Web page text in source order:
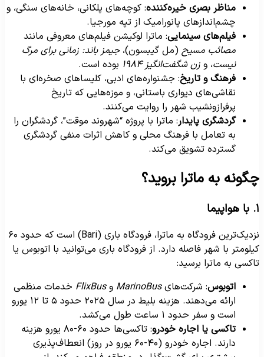
مناظر بصری خیره‌کننده: کوچه‌های پلکانی، خانه‌های سنگی، و
چشم‌اندازهای پانورامیک از تپه مورجیا.
فیلم‌های سینمایی: ماترا لوکیشن فیلم‌های معروفی مانند
مصائب مسیح(مل گیبسون)،جیمز باند: زمانی برای مرگ
نیست، و زن شگفت‌انگیز ۱۹۸۴
بوده است.
فرهنگ و تاریخ: جشنواره‌های ادبی، کلیساهای صخره‌ای با
نقاشی‌های دیواری باستانی، و موزه‌هایی که تاریخ
پرفرازونشیب شهر را روایت می‌کنند.
گردشگری پایدار: ماترا با پروژه “شهروند موقت”، گردشگران را
به تعامل با فرهنگ محلی و کاهش اثرات منفی گردشگری
گسترده تشویق می‌کند.
به ماترا بروید؟
نزدیک‌ترین فرودگاه به ماترا، فرودگاه باری (Bari) است که حدود ۶۰
با شهر فاصله دارد. از فرودگاه باری می‌توانید با اتوبوس یا
به ماترا برسید:
اتوبوس: شرکت‌هایMarinoBusو FlixBusخدمات منظمی
ارائه می‌دهند. هزینه بلیط در سال ۲۰۲۵ حدود ۵ تا ۱۲ یورو
است و سفر حدود ۱ ساعت طول می‌کشد.
تاکسی یا اجاره خودرو
: تاکسی‌ها حدود ۶۰-۸۰ یورو هزینه
دارند. اجاره خودرو (۴۰-۶۰ یورو در روز) انعطاف‌پذیری